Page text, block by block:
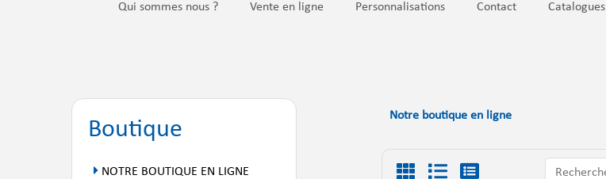
Qui sommes nous ? Vente en ligne Personnalisations Contact Catalogues
Boutique
NOTRE BOUTIQUE EN LIGNE
Notre boutique en ligne